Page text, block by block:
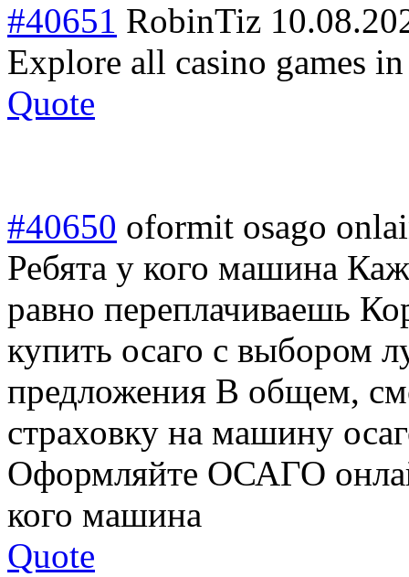
#40651 RobinTiz
Explore all casino games
Quote
#40650 oformit osago
Ребята у кого машина
равно переплачиваешь
купить осаго с выбором
предложения В общем,
страховку на машину
Оформляйте ОСАГО
кого машина
Quote